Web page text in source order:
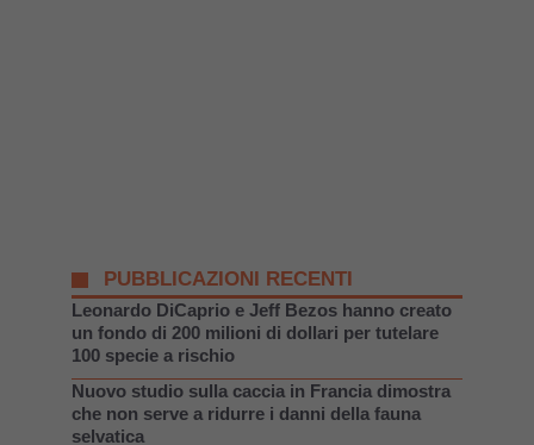
PUBBLICAZIONI RECENTI
Leonardo DiCaprio e Jeff Bezos hanno creato
un fondo di 200 milioni di dollari per tutelare
100 specie a rischio
Nuovo studio sulla caccia in Francia dimostra
che non serve a ridurre i danni della fauna
selvatica